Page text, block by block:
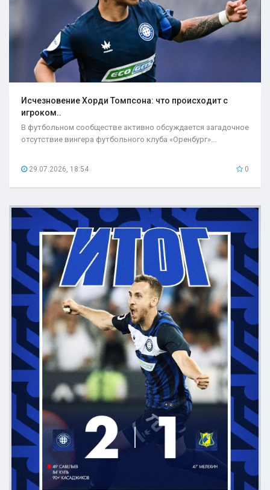
Исчезновение Хорди Томпсона: что происходит с
игроком..
В футбольном сообществе активно обсуждается загадочное
отсутствие вингера футбольного клуба «Оренбург»...
29.07.2026, 18:54 0